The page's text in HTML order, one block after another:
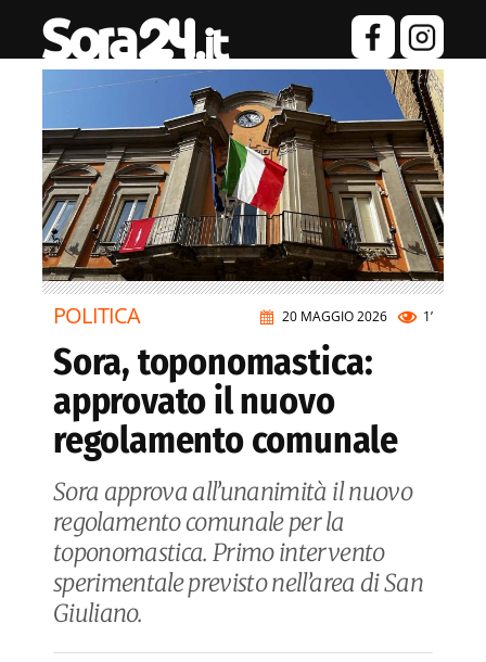
20 MAGGIO 2026 1’
POLITICA
Sora, toponomastica:
approvato il nuovo
regolamento comunale
Sora approva all’unanimità il nuovo
regolamento comunale per la
toponomastica. Primo intervento
sperimentale previsto nell’area di San
Giuliano.